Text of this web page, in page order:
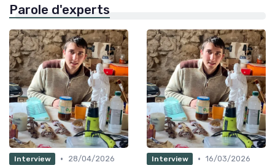
Parole d'experts
Interview •
28/04/2026
Interview • 16/03/2026